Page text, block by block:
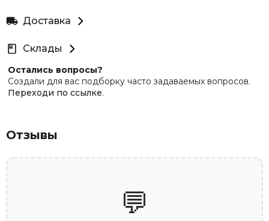
Доставка
Склады
Остались вопросы?
Создали для вас подборку часто задаваемых вопросов.
Переходи по ссылке.
Отзывы
💬